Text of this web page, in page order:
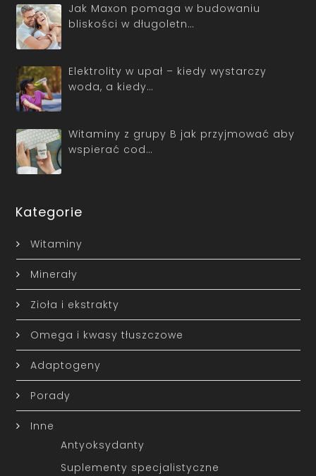
Jak Maxon pomaga w budowaniu
bliskości w długoletn…
Elektrolity w upał – kiedy wystarczy
woda, a kiedy…
Witaminy z grupy B jak przyjmować aby
wspierać cod…
Kategorie
Witaminy
Minerały
Zioła i ekstrakty
Omega i kwasy tłuszczowe
Adaptogeny
Porady
Inne
Antyoksydanty
Suplementy specjalistyczne